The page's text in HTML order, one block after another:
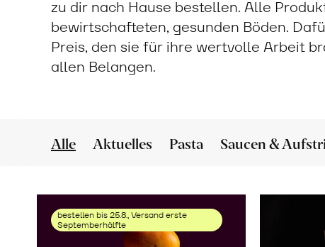
zu dir nach Hause bestellen. Alle
bewirtschafteten, gesunden Böden.
Preis, den sie für ihre wertvolle Arbeit
allen Belangen.
Alle Aktuelles Pasta Saucen &
bestellen bis 25.8., Versand erste
Septemberhälfte